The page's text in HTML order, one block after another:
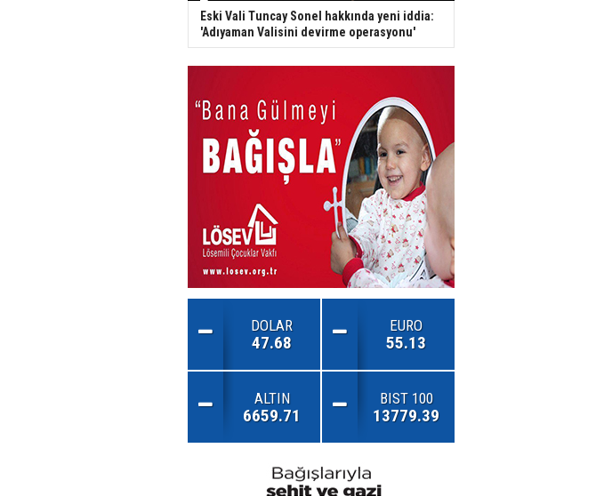
Eski Vali Tuncay Sonel hakkında yeni iddia:
'Adıyaman Valisini devirme operasyonu'
DOLAR
47.68
EURO
55.13
ALTIN
6659.71
BIST 100
13779.39